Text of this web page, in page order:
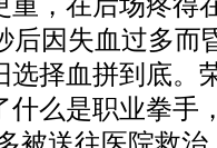
后因失血过多而
选择血拼到底。
什么是职业拳手